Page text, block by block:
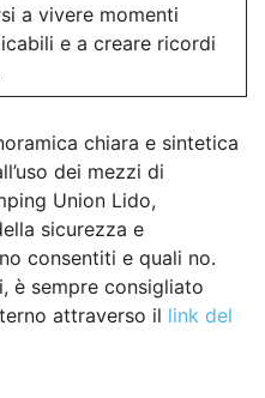
a vivere momenti
e a creare ricordi
chiara e sintetica
dei mezzi di
Union Lido,
sicurezza e
consentiti e quali no.
è sempre consigliato
attraverso il link del